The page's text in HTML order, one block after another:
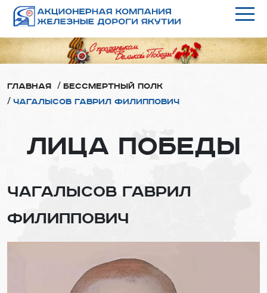
Главная / Бессмертный полк
/ Чагалысов Гаврил Филиппович
ЛИЦА ПОБЕДЫ
ЧАГАЛЫСОВ ГАВРИЛ
ФИЛИППОВИЧ